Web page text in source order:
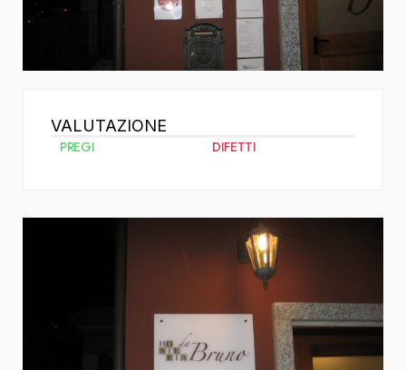
VALUTAZIONE
PREGI DIFETTI